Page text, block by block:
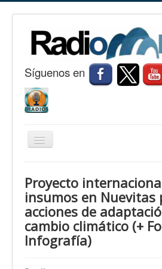
Síguenos en
Cambiar
Nuevitas
Noticias
Conozca Nuevitas
Fotorreportaje
Proyecto
insumos en Nuevitas
acciones de
cambio climático (+
Infografía)